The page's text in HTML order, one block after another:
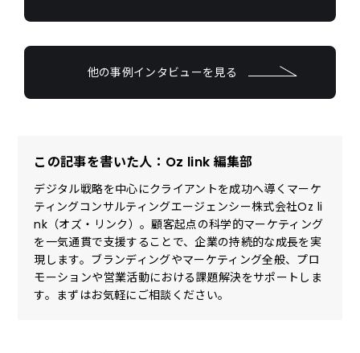
他の事例インタビューを見る
この記事を書いた人：Oz link 編集部
デジタル戦略を中心にクライアントを成功へ導くマーケ
ティングコンサルティングエージェンシー株式会社Oz li
nk（オズ・リンク）。顧客起点の科学的マーケティング
を一気通貫で支援することで、企業の持続的な成長を実
現します。ブランディングやマーケティング全般、プロ
モーションや営業活動における課題解決をサポートしま
す。まずはお気軽にご相談ください。